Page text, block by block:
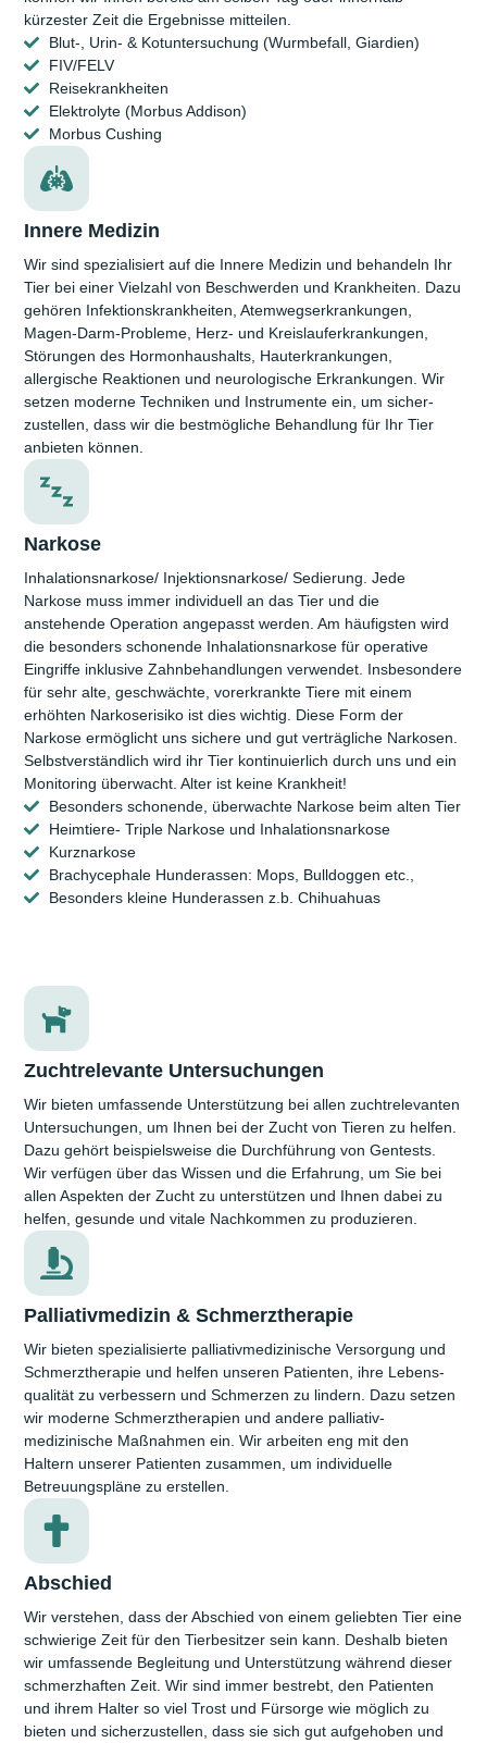
kürzester Zeit die Ergeb­nisse mitteilen.
Blut-, Urin- & Kotuntersuchung (Wurmbefall, Giardien)
FIV/FELV
Reisekrankheiten
Elektrolyte (Morbus Addison)
Morbus Cushing
Innere Medizin
Wir sind spezialisiert auf die Innere Medizin und behandeln Ihr
Tier bei einer Vielzahl von Beschwerden und Krank­heiten. Dazu
gehören Infektions­krankheiten, Atemwegs­erkrankungen,
Magen-Darm-Probleme, Herz- und Kreislauf­erkrankungen,
Störungen des Hormon­haushalts, Haut­erkrankungen,
allergische Reaktionen und neuro­logische Erkrankungen. Wir
setzen moderne Techniken und Instru­mente ein, um sicher­
zustellen, dass wir die bestmögliche Behandlung für Ihr Tier
anbieten können.
Narkose
Inhalations­narkose/ Injektions­narkose/ Sedierung. Jede
Narkose muss immer individuell an das Tier und die
anstehende Operation angepasst werden. Am häufigsten wird
die besonders schonende Inhalations­narkose für operative
Eingriffe inklusive Zahn­behand­lungen verwendet. Insbesondere
für sehr alte, geschwächte, vor­erkrankte Tiere mit einem
erhöhten Narkose­risiko ist dies wichtig. Diese Form der
Narkose ermöglicht uns sichere und gut verträg­liche Narkosen.
Selbst­verständlich wird ihr Tier kontinuierlich durch uns und ein
Monitoring überwacht. Alter ist keine Krankheit!
Besonders schonende, überwachte Narkose beim alten Tier
Heimtiere- Triple Narkose und Inhalationsnarkose
Kurznarkose
Brachycephale Hunderassen: Mops, Bulldoggen etc.,
Besonders kleine Hunderassen z.b. Chihuahuas
Zuchtrelevante Untersuchungen
Wir bieten umfassende Unter­stützung bei allen zucht­relevanten
Unter­suchungen, um Ihnen bei der Zucht von Tieren zu helfen.
Dazu gehört beispiels­weise die Durch­führung von Gentests.
Wir verfügen über das Wissen und die Erfahrung, um Sie bei
allen Aspekten der Zucht zu unterstützen und Ihnen dabei zu
helfen, gesunde und vitale Nach­kommen zu produzieren.
Palliativmedizin & Schmerztherapie
Wir bieten spezialisierte palliativ­medizinische Versorgung und
Schmerz­therapie und helfen unseren Patienten, ihre Lebens­
qualität zu verbessern und Schmerzen zu lindern. Dazu setzen
wir moderne Schmerz­therapien und andere palliativ­
medizinische Maß­nahmen ein. Wir arbeiten eng mit den
Haltern unserer Patienten zusammen, um individuelle
Betreuungs­pläne zu erstellen.
Abschied
Wir verstehen, dass der Abschied von einem geliebten Tier eine
schwierige Zeit für den Tier­besitzer sein kann. Deshalb bieten
wir umfassende Begleitung und Unter­stützung während dieser
schmerz­haften Zeit. Wir sind immer bestrebt, den Patienten
und ihrem Halter so viel Trost und Fürsorge wie möglich zu
bieten und sicher­zustellen, dass sie sich gut aufgehoben und